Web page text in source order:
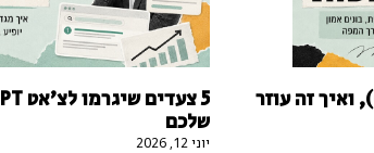
איך לחזק את גוגל מיי ביזנס (GMB), ואיך זה עוזר
שלכם
יוני 12, 2026